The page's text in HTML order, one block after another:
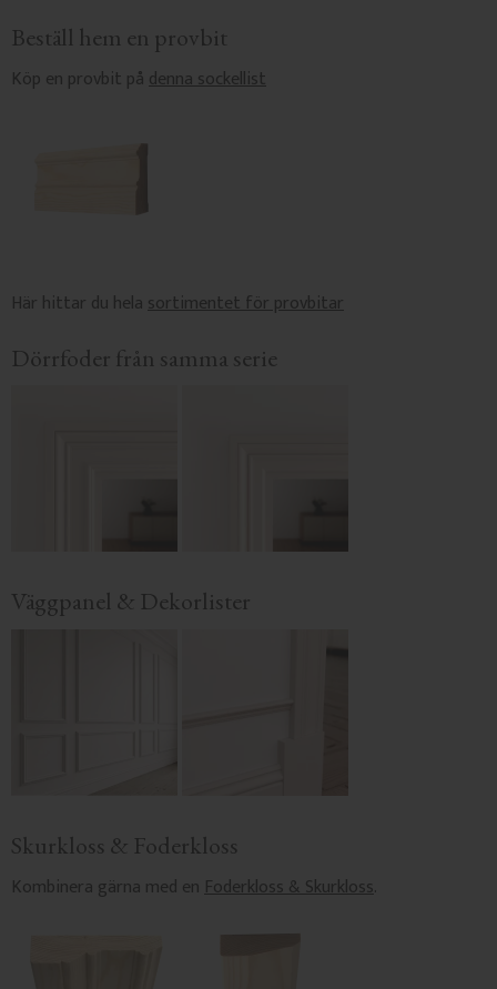
Beställ hem en provbit
Köp en provbit pådenna sockellist
Här hittar du helasortimentet för provbitar
Dörrfoder från samma serie
Väggpanel & Dekorlister
Skurkloss & Foderkloss
Kombinera gärna med enFoderkloss & Skurkloss.